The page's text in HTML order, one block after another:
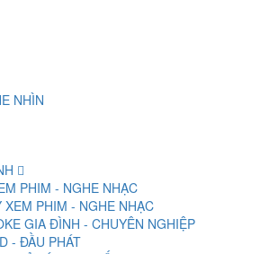
NHÌN
PHIM - NGHE NHẠC
XEM PHIM - NGHE NHẠC
GIA ĐÌNH - CHUYÊN NGHIỆP
- ĐẦU PHÁT